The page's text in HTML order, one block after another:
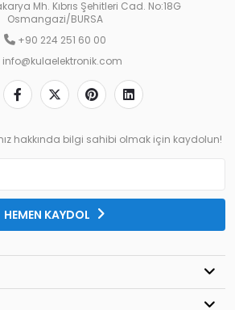
Mh. Kıbrıs Şehitleri Cad. No:18G
Osmangazi/BURSA
+90 224 251 60 00
info@kulaelektronik.com
hakkında bilgi sahibi olmak için kaydolun!
HEMEN KAYDOL